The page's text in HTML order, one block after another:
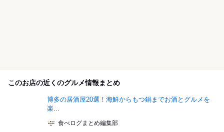
このお店の近くのグルメ情報まとめ
博多の居酒屋20選！海鮮からもつ鍋までお酒とグルメを
楽...
食べログまとめ編集部